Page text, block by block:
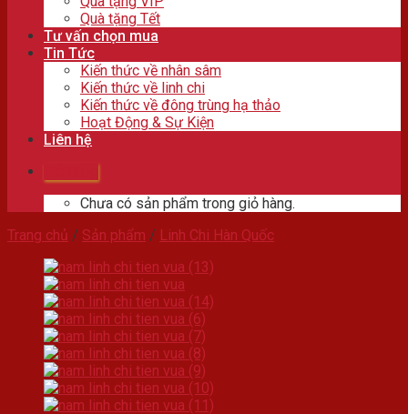
Quà tặng Tết
Tư vấn chọn mua
Tin Tức
Kiến thức về nhân sâm
Kiến thức về linh chi
Kiến thức về đông trùng hạ thảo
Hoạt Động & Sự Kiện
Liên hệ
Chưa có sản phẩm trong giỏ hàng.
Trang chủ / Sản phẩm / Linh Chi Hàn Quốc